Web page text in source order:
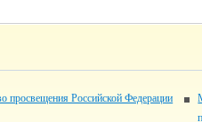
просвещения Российской Федерации